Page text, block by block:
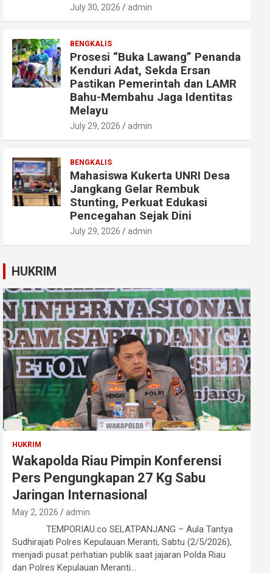
July 30, 2026 admin
BENGKALIS
Prosesi “Buka Lawang” Penanda
Kenduri Adat, Sekda Ersan
Pastikan Pemerintah dan LAMR
Bahu-Membahu Jaga Identitas
Melayu
July 29, 2026 admin
BENGKALIS
Mahasiswa Kukerta UNRI Desa
Jangkang Gelar Rembuk
Stunting, Perkuat Edukasi
Pencegahan Sejak Dini
July 29, 2026 admin
HUKRIM
HUKRIM
Wakapolda Riau Pimpin Konferensi
Pers Pengungkapan 27 Kg Sabu
Jaringan Internasional
May 2, 2026 admin
TEMPORIAU.co SELATPANJANG – Aula Tantya
Sudhirajati Polres Kepulauan Meranti, Sabtu (2/5/2026),
menjadi pusat perhatian publik saat jajaran Polda Riau
dan Polres Kepulauan Meranti…